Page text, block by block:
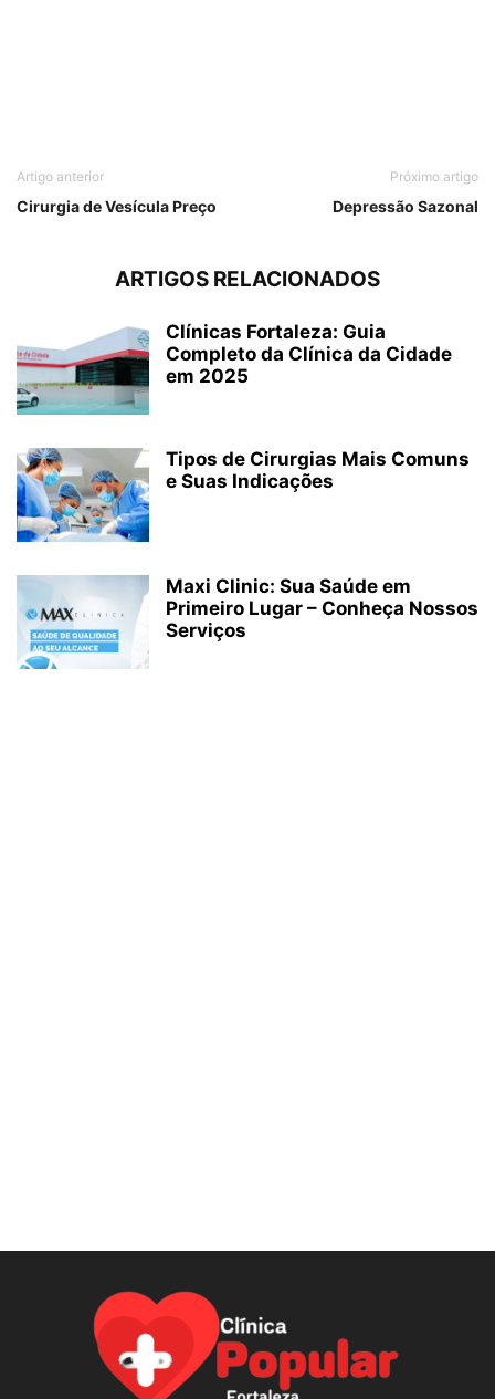
Artigo anterior
Cirurgia de Vesícula Preço
Próximo artigo
Depressão Sazonal
ARTIGOS RELACIONADOS
Clínicas Fortaleza: Guia
Completo da Clínica da Cidade
em 2025
Tipos de Cirurgias Mais Comuns
e Suas Indicações
Maxi Clinic: Sua Saúde em
Primeiro Lugar – Conheça Nossos
Serviços